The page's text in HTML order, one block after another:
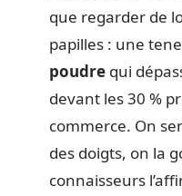
que regarder de
papilles : une
poudre qui
devant les 30 %
commerce. On
des doigts, on la
connaisseurs